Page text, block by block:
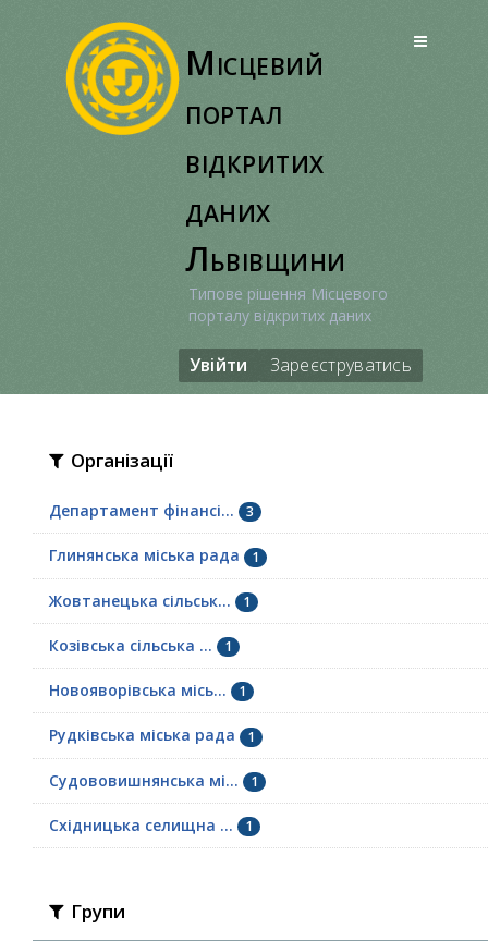
Місцевий
портал
відкритих
даних
Львівщини
Типове рішення Місцевого
порталу відкритих даних
Увійти Зареєструватись
Організації
Департамент фінансі... 3
Глинянська міська рада 1
Жовтанецька сільськ... 1
Козівська сільська ... 1
Новояворівська місь... 1
Рудківська міська рада 1
Судововишнянська мі... 1
Східницька селищна ... 1
Групи